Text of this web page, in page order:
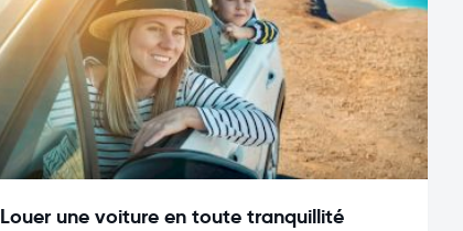
Louer une voiture en toute tranquillité